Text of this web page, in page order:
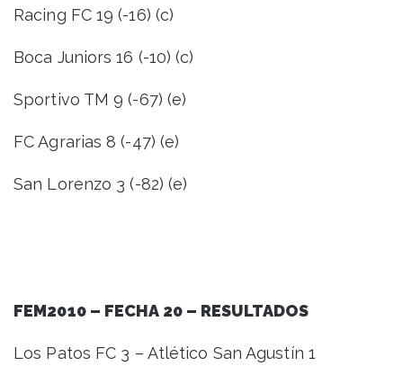
Racing FC 19 (-16) (c)
Boca Juniors 16 (-10) (c)
Sportivo TM 9 (-67) (e)
FC Agrarias 8 (-47) (e)
San Lorenzo 3 (-82) (e)
FEM2010 – FECHA 20 – RESULTADOS
Los Patos FC 3 – Atlético San Agustín 1